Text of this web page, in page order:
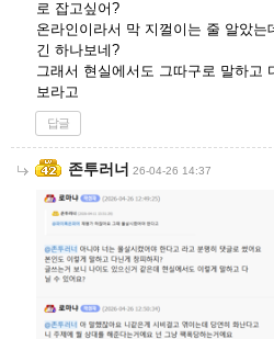
로 잡고싶어?
온라인이라서 막 지껄이는 줄 알았
긴 하나보네?
그래서 현실에서도 그따구로 말하고
보라고
답글
존투러너 26-04-26 14:37